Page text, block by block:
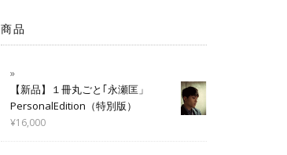
商品
【新品】１冊丸ごと｢永瀬匡」
PersonalEdition（特別版）
¥16,000